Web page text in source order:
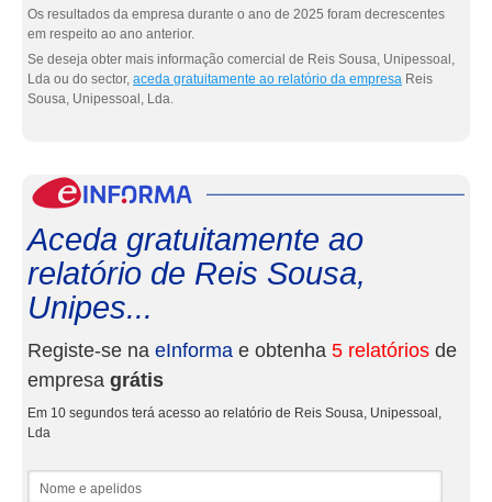
Os resultados da empresa durante o ano de 2025 foram decrescentes
em respeito ao ano anterior.
Se deseja obter mais informação comercial de Reis Sousa, Unipessoal,
Lda ou do sector, aceda gratuitamente ao relatório da empresa Reis
Sousa, Unipessoal, Lda.
Aceda gratuitamente ao
relatório de Reis Sousa,
Unipes...
Registe-se na eInforma e obtenha 5 relatórios de
empresa grátis
Em 10 segundos terá acesso ao relatório de Reis Sousa, Unipessoal,
Lda